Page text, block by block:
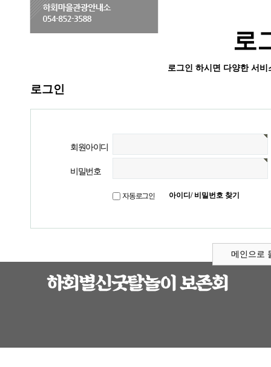
로
로그인 하시면 다양한 서
로그인
회원아이디
비밀번호
자동로그인 아이디/ 비밀번호 찾기
메인으로